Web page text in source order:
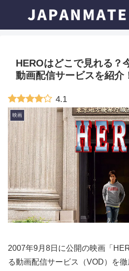
HEROはどこで見れる？
動画配信サービスを紹介
4.1
映画
2007年9月8日に公開の映画「
る動画配信サービス（VOD）を